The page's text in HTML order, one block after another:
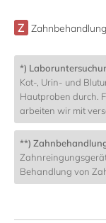
Z
*)
Kot-, Urin- und
Hautproben durch.
arbeiten wir mit
**)
Behandlung von